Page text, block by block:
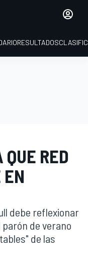
RESULTADOS
RED
debe reflexionar
de verano
de las